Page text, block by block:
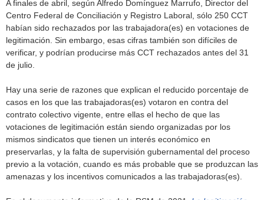
A finales de abril, según Alfredo Domínguez Marrufo, Director del
Centro Federal de Conciliación y Registro Laboral, sólo 250 CCT
habían sido rechazados por las trabajadora(es) en votaciones de
legitimación. Sin embargo, esas cifras también son difíciles de
verificar, y podrían producirse más CCT rechazados antes del 31
de julio.
Hay una serie de razones que explican el reducido porcentaje de
casos en los que las trabajadoras(es) votaron en contra del
contrato colectivo vigente, entre ellas el hecho de que las
votaciones de legitimación están siendo organizadas por los
mismos sindicatos que tienen un interés económico en
preservarlas, y la falta de supervisión gubernamental del proceso
previo a la votación, cuando es más probable que se produzcan las
amenazas y los incentivos comunicados a las trabajadoras(es).